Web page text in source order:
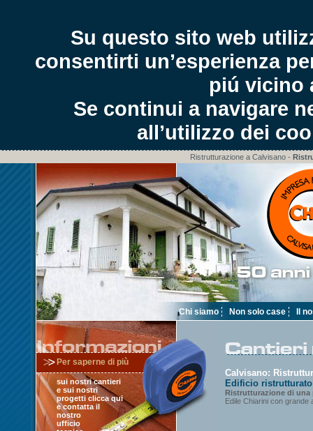
Su questo sito web
consentirti un’esperienza
piú vicino
Se continui a navigare
all’utilizzo dei
Ristrutturazione a Calvisano -
Chi siamo Non solo case Il
Per saperne di più
sui nostri cantieri
e sui nostri
progetti clicca qui
e contatta il
nostro
ufficio
Calvisano:
Edificio
Ristrutturazione di una
Edile Chiarini con grande